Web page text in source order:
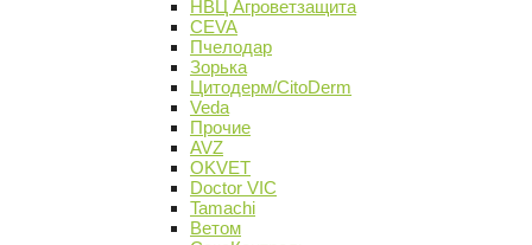
НВЦ Агроветзащита
CEVA
Пчелодар
Зорька
Цитодерм/CitoDerm
Veda
Прочие
AVZ
OKVET
Doctor VIC
Tamachi
Ветом